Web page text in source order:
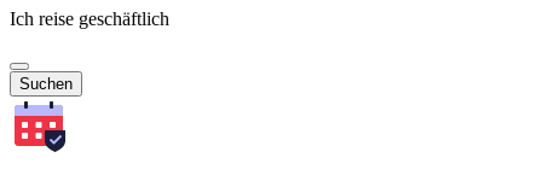
Ich reise geschäftlich
Suchen